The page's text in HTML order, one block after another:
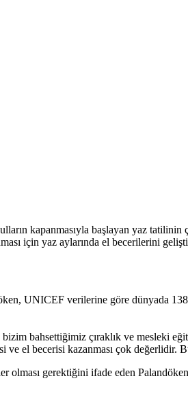
kapanmasıyla başlayan yaz
için yaz aylarında el becerilerini
UNICEF verilerine göre dünyada
bahsettiğimiz çıraklık ve mesleki
el becerisi kazanması çok değerlidir.
gerektiğini ifade eden